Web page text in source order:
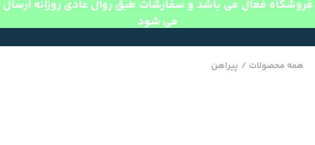
فروشگاه فعال می باشد و سفارشات طبق روال عادی روزانه ارسال
می شود
همه محصولات / پیراهن